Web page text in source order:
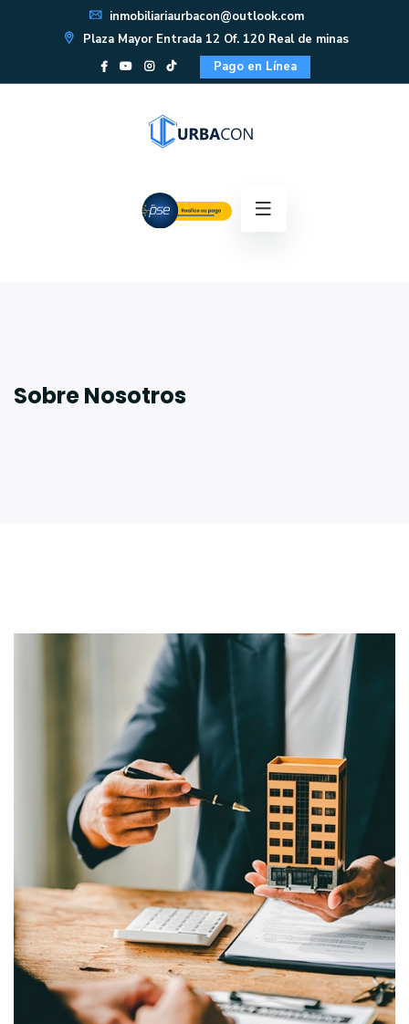
inmobiliariaurbacon@outlook.com
Plaza Mayor Entrada 12 Of. 120 Real de minas
Pago en Línea
Sobre Nosotros